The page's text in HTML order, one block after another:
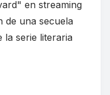
en streaming
de una secuela
la serie literaria